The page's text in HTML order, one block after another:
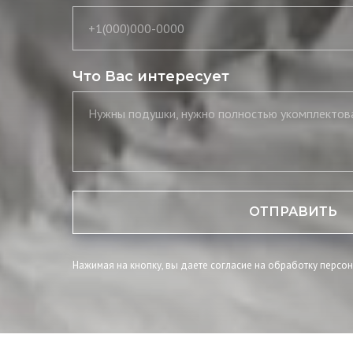
+1(000)000-0000
Что Вас интересует
ОТПРАВИТЬ
Нажимая на кнопку, вы даете согласие на обработку